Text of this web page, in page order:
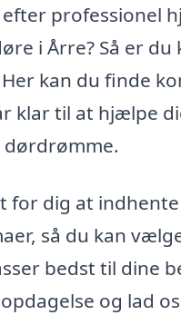
efter professionel
i Årre? Så er du
kan du finde
klar til at hjælpe
for dig at
så du kan
bedst til dine
og lad